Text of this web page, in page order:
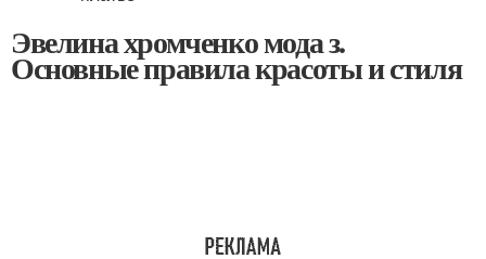
Эвелина хромченко мода з.
Основные правила красоты и стиля